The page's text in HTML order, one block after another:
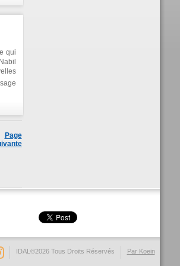
qui
Page
Par Koein
IDAL©2026 Tous Droits Réservés